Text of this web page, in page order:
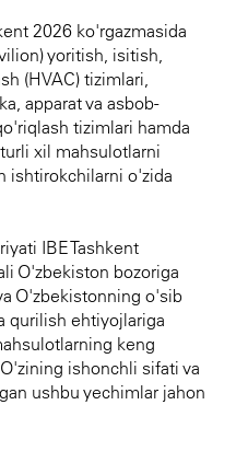
2026 ko'rgazmasida
yoritish, isitish,
(HVAC) tizimlari,
apparat va asbob-
tizimlari hamda
xil mahsulotlarni
ishtirokchilarni o'zida
IBE Tashkent
O'zbekiston bozoriga
O'zbekistonning o'sib
qurilish ehtiyojlariga
keng
ishonchli sifati va
ushbu yechimlar jahon